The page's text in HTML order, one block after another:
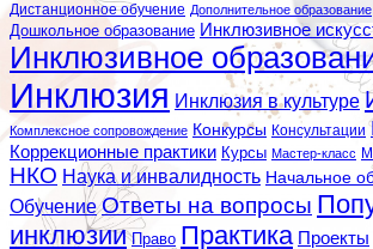
Дистанционное обучение Дополнительное образование
Дошкольное образование Инклюзивное
Инклюзивное
Инклюзия Инклюзия в культуре
Комплексное сопровождение Конкурсы Консультации
Коррекционные практики Курсы Мастер-класс
НКО Наука и инвалидность Начальное
Обучение Ответы на вопросы
инклюзии Право Практика Проекты